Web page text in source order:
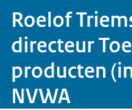
Roelof
directeur
producten
NVWA